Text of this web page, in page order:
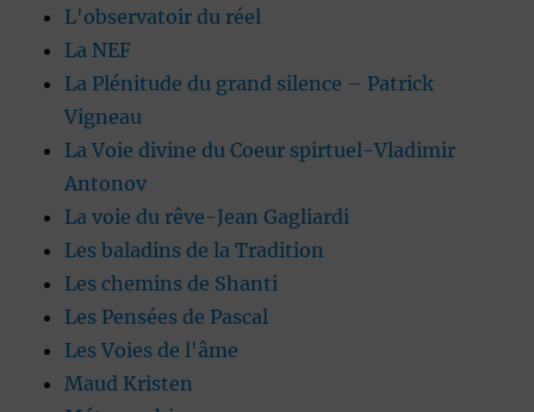
L'observatoir du réel
La NEF
La Plénitude du grand silence – Patrick
Vigneau
La Voie divine du Coeur spirtuel-Vladimir
Antonov
La voie du rêve-Jean Gagliardi
Les baladins de la Tradition
Les chemins de Shanti
Les Pensées de Pascal
Les Voies de l'âme
Maud Kristen